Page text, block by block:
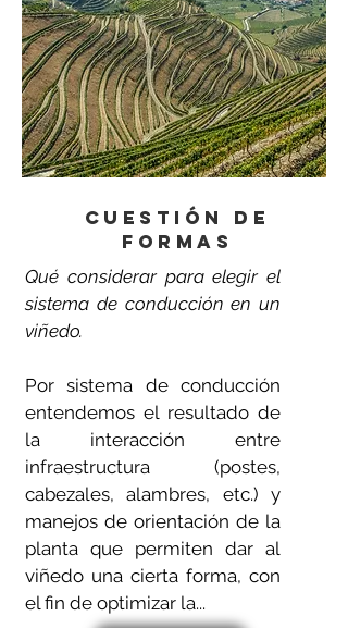
Cuestión de
Formas
Qué considerar para elegir el
sistema de conducción en un
viñedo.
Por sistema de conducción
entendemos el resultado de
la interacción entre
infraestructura (postes,
cabezales, alambres, etc.) y
manejos de orientación de la
planta que permiten dar al
viñedo una cierta forma, con
el fin de optimizar la...